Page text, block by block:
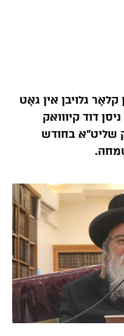
גלויבן אין גאָט
דוד קיווואק
שליט”א בחודש